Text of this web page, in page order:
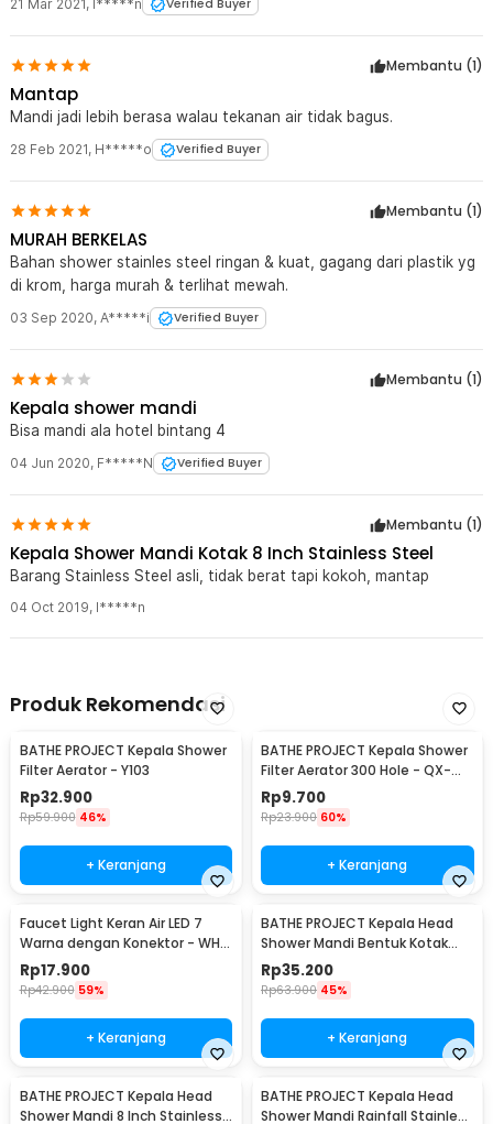
21 Mar 2021, I*****n Verified Buyer
Membantu (1)
Mantap
Mandi jadi lebih berasa walau tekanan air tidak bagus.
28 Feb 2021, H*****o Verified Buyer
Membantu (1)
MURAH BERKELAS
Bahan shower stainles steel ringan & kuat, gagang dari plastik yg
di krom, harga murah & terlihat mewah.
03 Sep 2020, A*****i Verified Buyer
Membantu (1)
Kepala shower mandi
Bisa mandi ala hotel bintang 4
04 Jun 2020, F*****N Verified Buyer
Membantu (1)
Kepala Shower Mandi Kotak 8 Inch Stainless Steel
Barang Stainless Steel asli, tidak berat tapi kokoh, mantap
04 Oct 2019, l*****n
Produk Rekomendasi
BATHE PROJECT Kepala Shower
Filter Aerator - Y103
Rp32.900
Rp59.900 46%
+ Keranjang
BATHE PROJECT Kepala Shower
Filter Aerator 300 Hole - QX-
FL998
Rp9.700
Rp23.900 60%
+ Keranjang
Faucet Light Keran Air LED 7
Warna dengan Konektor - WH-
F03
Rp17.900
Rp42.900 59%
+ Keranjang
BATHE PROJECT Kepala Head
Shower Mandi Bentuk Kotak
8Inch 305gr - MK-701
Rp35.200
Rp63.900 45%
+ Keranjang
BATHE PROJECT Kepala Head
Shower Mandi 8 Inch Stainless
BATHE PROJECT Kepala Head
Shower Mandi Rainfall Stainless